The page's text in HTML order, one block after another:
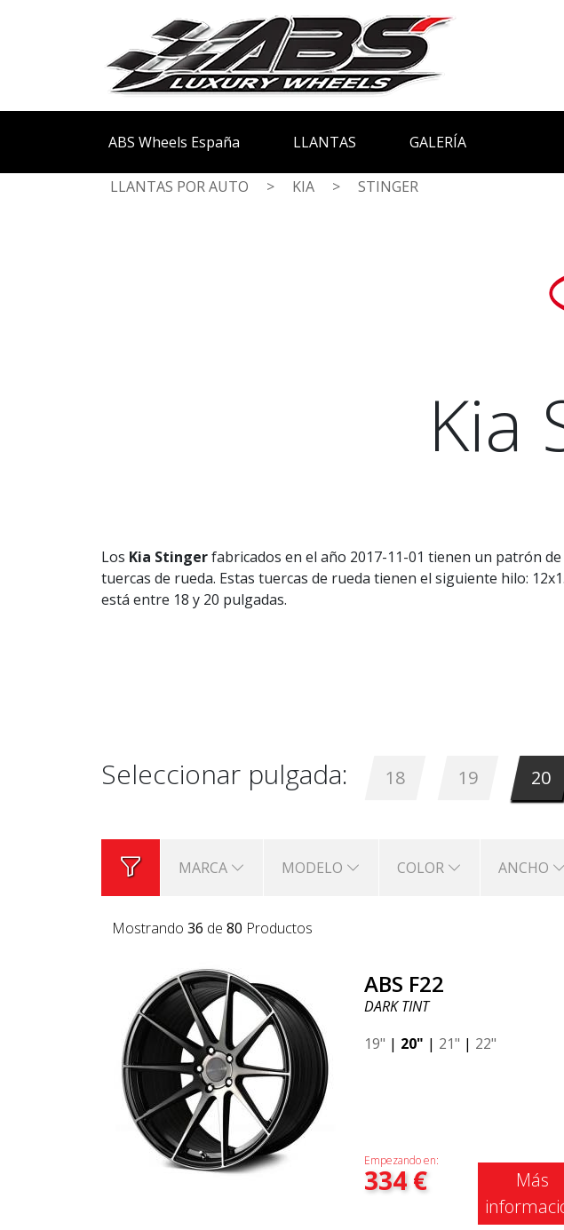
ABS Wheels España LLANTAS GALERÍA
LLANTAS POR AUTO > KIA > STINGER
Kia
Los Kia Stingerfabricados en el año 2017-11-01 tienen un patrón
tuercas de rueda. Estas tuercas de rueda tienen el siguiente hilo:
está entre 18 y 20 pulgadas.
Seleccionar pulgada: 18 19 20
MARCA MODELO COLOR ANCHO
Mostrando 36 de 80 Productos
ABS F22
DARK TINT
19" | 20" | 21" | 22"
Empezando en:
334€
Más